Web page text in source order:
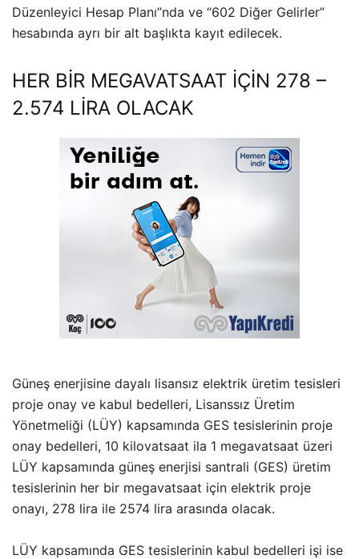
Düzenleyici Hesap Planı”nda ve “602 Diğer Gelirler”
hesabında ayrı bir alt başlıkta kayıt edilecek.
HER BİR MEGAVATSAAT İÇİN 278 –
2.574 LİRA OLACAK
Güneş enerjisine dayalı lisansız elektrik üretim tesisleri
proje onay ve kabul bedelleri, Lisanssız Üretim
Yönetmeliği (LÜY) kapsamında GES tesislerinin proje
onay bedelleri, 10 kilovatsaat ila 1 megavatsaat üzeri
LÜY kapsamında güneş enerjisi santrali (GES) üretim
tesislerinin her bir megavatsaat için elektrik proje
onayı, 278 lira ile 2574 lira arasında olacak.
LÜY kapsamında GES tesislerinin kabul bedelleri işi ise